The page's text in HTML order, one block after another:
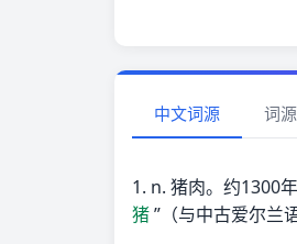
中文词源 词
1. n. 猪肉。约1300
猪”（与中古爱尔兰